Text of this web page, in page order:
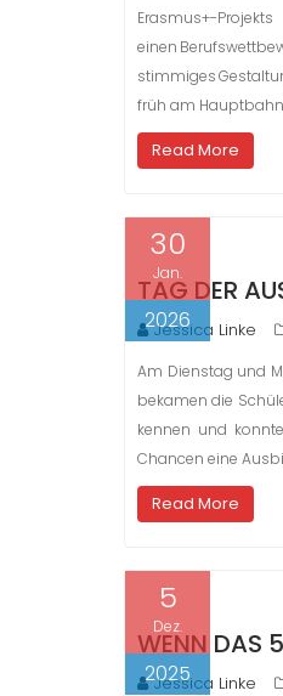
Erasmus+-
einen
stimmiges
früh am
Read More
30
Jan.
2026
TAG DER
Jessica Linke
Am Dienstag und
bekamen die
kennen und
Chancen eine
Read More
5
Dez.
2025
WENN DAS
Jessica Linke